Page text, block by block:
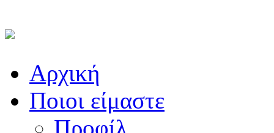
Αρχική
Ποιοι είμαστε
Προφίλ